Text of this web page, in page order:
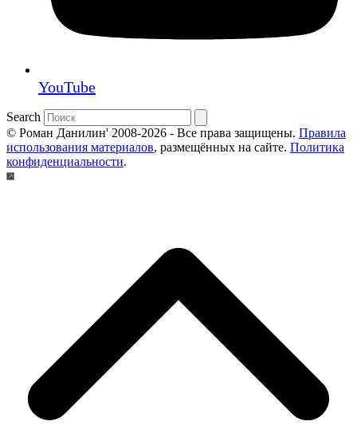
YouTube
Search
© Роман Данилин' 2008-2026 - Все права защищены. Правила
использования материалов, размещённых на сайте. Политика
конфиденциальности.